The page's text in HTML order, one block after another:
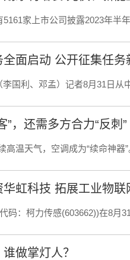
家上市公司披露2023年半
面启动 公开征集任务
国利、邓孟）记者8月31日从
”，还需多方合力“反刺”
高温天气，空调成为“续命神器
虹科技 拓展工业物联
码：柯力传感(603662))在8月
做掌灯人？